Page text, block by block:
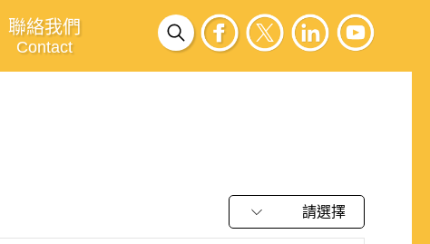
聯絡我們
Contact
請選擇